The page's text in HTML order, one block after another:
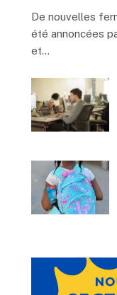
De nouvelles
été annoncées
et…